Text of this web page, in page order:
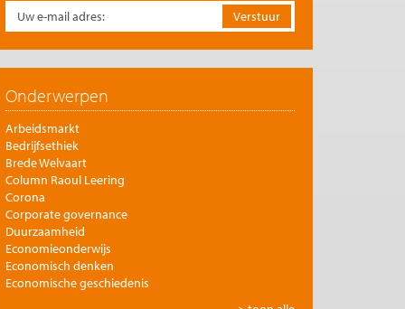
Onderwerpen
Arbeidsmarkt
Bedrijfsethiek
Brede Welvaart
Column Raoul Leering
Corona
Corporate governance
Duurzaamheid
Economieonderwijs
Economisch denken
Economische geschiedenis